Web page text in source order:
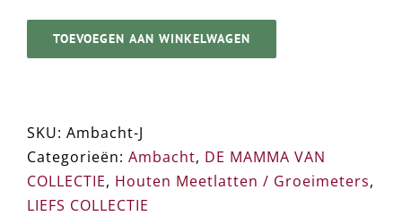
TOEVOEGEN AAN WINKELWAGEN
SKU: Ambacht-J
Categorieën: Ambacht, DE MAMMA VAN
COLLECTIE, Houten Meetlatten / Groeimeters,
LIEFS COLLECTIE